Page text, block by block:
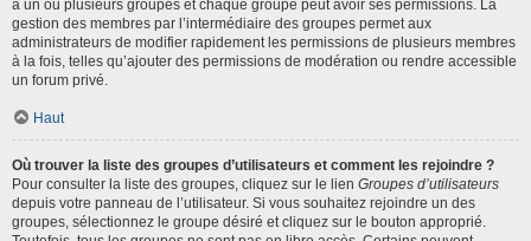
à un ou plusieurs groupes et chaque groupe peut avoir ses permissions. La
gestion des membres par l’intermédiaire des groupes permet aux
administrateurs de modifier rapidement les permissions de plusieurs membres
à la fois, telles qu’ajouter des permissions de modération ou rendre accessible
un forum privé.
Haut
Où trouver la liste des groupes d’utilisateurs et comment les rejoindre ?
Pour consulter la liste des groupes, cliquez sur le lien Groupes d’utilisateurs
depuis votre panneau de l’utilisateur. Si vous souhaitez rejoindre un des
groupes, sélectionnez le groupe désiré et cliquez sur le bouton approprié.